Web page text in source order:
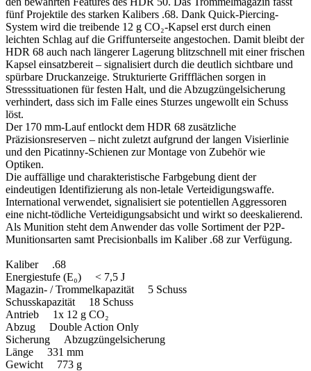
fünf Projektile des starken Kalibers .68. Dank Quick-Piercing-
System wird die treibende 12 g CO₂-Kapsel erst durch einen
leichten Schlag auf die Griffunterseite angestochen. Damit bleibt der
HDR 68 auch nach längerer Lagerung blitzschnell mit einer frischen
Kapsel einsatzbereit – signalisiert durch die deutlich sichtbare und
spürbare Druckanzeige. Strukturierte Griffflächen sorgen in
Stresssituationen für festen Halt, und die Abzugzüngelsicherung
verhindert, dass sich im Falle eines Sturzes ungewollt ein Schuss
löst.
Der 170 mm-Lauf entlockt dem HDR 68 zusätzliche
Präzisionsreserven – nicht zuletzt aufgrund der langen Visierlinie
und den Picatinny-Schienen zur Montage von Zubehör wie
Optiken.
Die auffällige und charakteristische Farbgebung dient der
eindeutigen Identifizierung als non-letale Verteidigungswaffe.
International verwendet, signalisiert sie potentiellen Aggressoren
eine nicht-tödliche Verteidigungsabsicht und wirkt so deeskalierend.
Als Munition steht dem Anwender das volle Sortiment der P2P-
Munitionsarten samt Precisionballs im Kaliber .68 zur Verfügung.
Kaliber .68
Energiestufe (E₀) < 7,5 J
Magazin- / Trommelkapazität 5 Schuss
Schusskapazität 18 Schuss
Antrieb 1x 12 g CO₂
Abzug Double Action Only
Sicherung Abzugzüngelsicherung
Länge 331 mm
Gewicht 773 g